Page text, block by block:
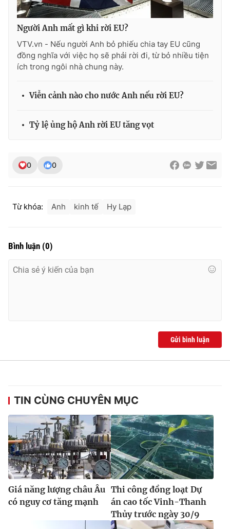
Ðiện thoại Thời báo VTV:
024.66 897 897
Email:toasoan@vtv.vn
Liên hệ quảng cáo:
024-7300.7108
Người Anh mất gì khi rời EU?
VTV.vn - Nếu người Anh bỏ phiếu chia tay EU cũng
đồng nghĩa với việc họ sẽ phải rời đi, từ bỏ nhiều tiện
ích trong ngôi nhà chung này.
Viễn cảnh nào cho nước Anh nếu rời EU?
Tỷ lệ ủng hộ Anh rời EU tăng vọt
0 0
Từ khóa: Anh kinh tế Hy Lạp
Bình luận (0)
Gửi bình luận
TIN CÙNG CHUYÊN MỤC
Giá năng lượng châu Âu
có nguy cơ tăng mạnh
Thi công đồng loạt Dự
án cao tốc Vinh-Thanh
Thủy trước ngày 30/9